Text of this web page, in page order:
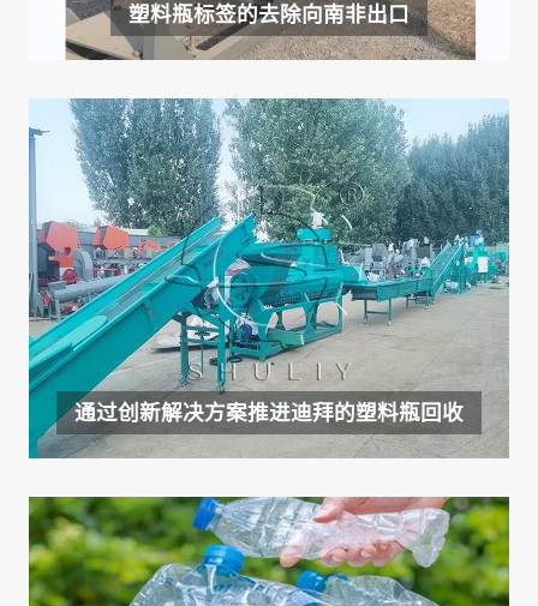
塑料瓶标签的去除向南非出口
通过创新解决方案推进迪拜的塑料瓶回收